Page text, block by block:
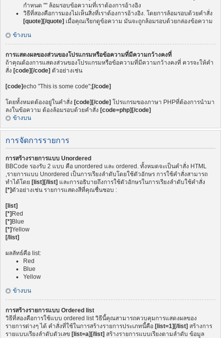
กำหนด "" ล้อมรอบข้อความที่เราต้องการอ้างอิง
วิธีที่สองคือการมองไม่เห็นสิ่งที่เราต้องการอ้างอิง. โดยการล้อมรอบด้วยคำสั่ง
[quote][/quote] เมื่อคุณเรียกดูข้อความ มันจะถูกล้อมรอบด้วยกล่องข้อความ
ข้างบน
การแสดงผลของส่วนของโปรแกรมหรือข้อความที่มีความกว้างคงที่
ถ้าคุณต้องการแสดงส่วนของโปรแกรมหรือข้อความที่มีความกว้างคงที่ ควรจะให้คำ
สั่ง [code][/code] ตัวอย่างเช่น
[code]echo "This is some code";[/code]
โดยทั้งหมดต้องอยู่ในคำสั่ง [code][/code] โปรแกรมของภาษา PHPที่ต้องการนำมา
ลงในข้อความ ต้องล้อมรอบด้วยคำสั่ง [code=php][/code]
ข้างบน
การจัดการรายการ
การสร้างรายการแบบ Unordered
BBCode รองรับ 2 แบบ คือ unordered และ ordered. ทั้งหมดจะเป็นคำสั่ง HTML
,รายการแบบ Unordered เป็นการเรียงลำดับโดยใช้ตัวอักษร การใช้คำสั่งสามารถ
ทำได้โดย [list][/list] และการอธิบายถึงการใช้ตัวอักษรในการเรียงลำดับใช้คำสั่ง
[*] ตัวอย่างเช่น รายการแสดงสีที่คุณชื่นชอบ :
[list]
[*] Red
[*] Blue
[*]Yellow
[/list]
ผลลัทธ์คือ list:
Red
Blue
Yellow
ข้างบน
การสร้างรายการแบบ Ordered list
วิธีที่สองคือการใช้แบบ ordered list วิธีนี้คุณสามารถควบคุมการแสดงผลของ
รายการต่างๆ ได้ คำสั่งที่ใช้ในการสร้างรายการประเภทนี้คือ [list=1][/list] สร้างการ
รายแบบเรียงลำดับตัวเลข [list=a][/list] สร้างรายการแบบเรียงตามลำดับ ข้อมูล